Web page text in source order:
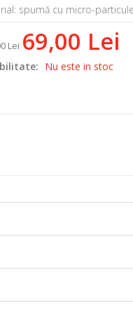
spumă cu micro-
Lei 69,00 Lei
Nu este in stoc